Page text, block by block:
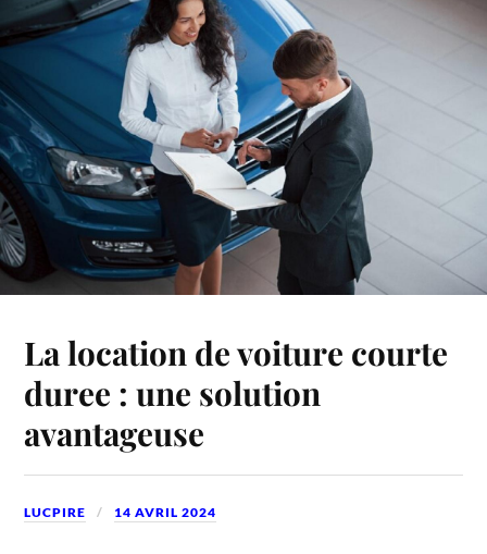
La location de voiture courte
duree : une solution
avantageuse
LUCPIRE 14 AVRIL 2024